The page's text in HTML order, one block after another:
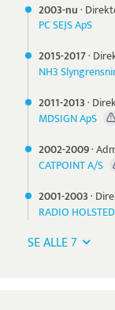
2003-nu·
PC SEJS ApS
2015-2017·
NH3
2011-2013·
MDSIGN ApS
2002-2009·
CATPOINT A/S
2001-2003·
RADIO
SE ALLE 7